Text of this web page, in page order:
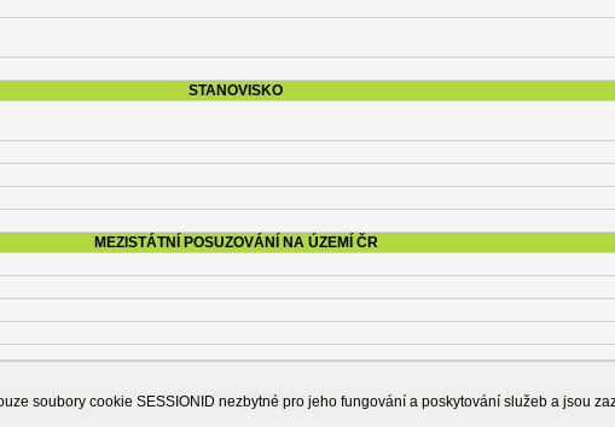
STANOVISKO
MEZISTÁTNÍ POSUZOVÁNÍ NA ÚZEMÍ ČR
OSTATNÍ INFORMACE
soubory cookie SESSIONID nezbytné pro jeho fungování a poskytování služeb a jsou